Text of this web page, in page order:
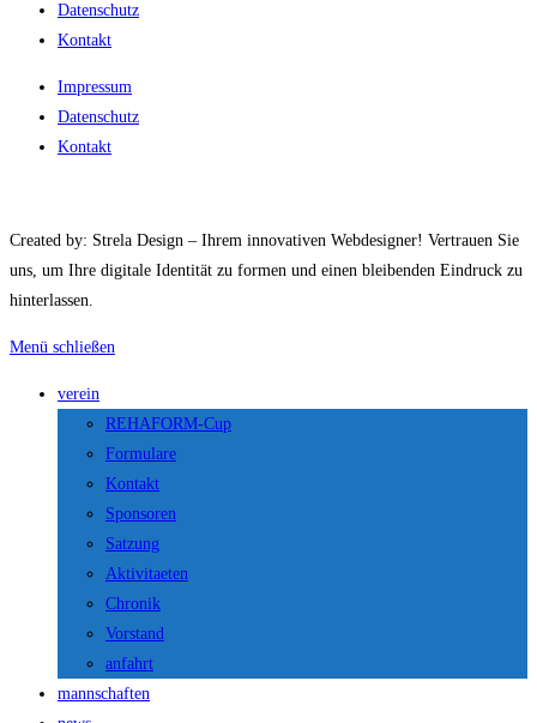
Datenschutz
Kontakt
Impressum
Datenschutz
Kontakt
Created by: Strela Design – Ihrem innovativen Webdesigner! Vertrauen Sie
uns, um Ihre digitale Identität zu formen und einen bleibenden Eindruck zu
hinterlassen.
Menü schließen
verein
REHAFORM-Cup
Formulare
Kontakt
Sponsoren
Satzung
Aktivitaeten
Chronik
Vorstand
anfahrt
mannschaften